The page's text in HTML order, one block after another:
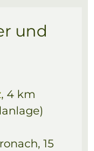
und
, 4 km
15